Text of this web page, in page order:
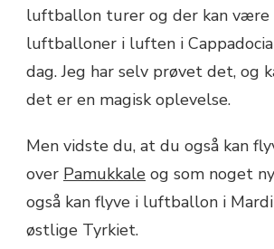
luftballon turer og der kan være
luftballoner i luften i
dag. Jeg har selv prøvet det, og
det er en magisk oplevelse.
Men vidste du, at du også kan
over Pamukkale og som noget
også kan flyve i luftballon i
østlige Tyrkiet.